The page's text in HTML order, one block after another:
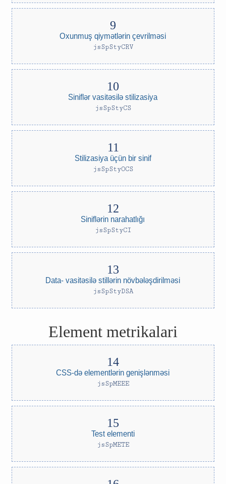
Oxunmuş qiymətlərin çevrilməsi
jsSpStyCRV
Siniflər vasitəsilə stilizasiya
jsSpStyCS
Stilizasiya üçün bir sinif
jsSpStyOCS
Siniflərin narahatlığı
jsSpStyCI
Data- vasitəsilə stillərin növbələşdirilməsi
jsSpStyDSA
Element metrikalari
CSS-də elementlərin genişlənməsi
jsSpMEEE
Test elementi
jsSpMETE